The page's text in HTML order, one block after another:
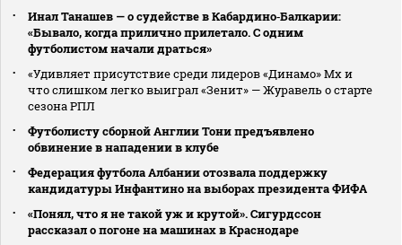
Инал Танашев — о судействе в Кабардино‑Балкарии:
«Бывало, когда прилично прилетало. С одним
футболистом начали драться»
«Удивляет присутствие среди лидеров «Динамо» Мх и
что слишком легко выиграл «Зенит» — Журавель о старте
сезона РПЛ
Футболисту сборной Англии Тони предъявлено
обвинение в нападении в клубе
Федерация футбола Албании отозвала поддержку
кандидатуры Инфантино на выборах президента ФИФА
«Понял, что я не такой уж и крутой». Сигурдссон
рассказал о погоне на машинах в Краснодаре